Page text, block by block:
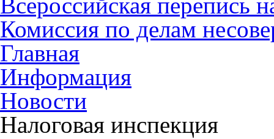
Комиссия по делам
Главная
Информация
Новости
Налоговая инспекция